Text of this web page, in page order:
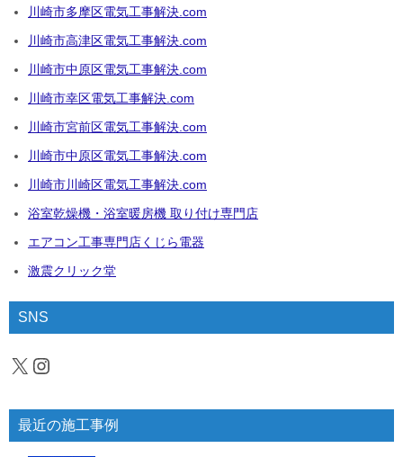
川崎市多摩区電気工事解決.com
川崎市高津区電気工事解決.com
川崎市中原区電気工事解決.com
川崎市幸区電気工事解決.com
川崎市宮前区電気工事解決.com
川崎市中原区電気工事解決.com
川崎市川崎区電気工事解決.com
浴室乾燥機・浴室暖房機 取り付け専門店
エアコン工事専門店くじら電器
激震クリック堂
SNS
X Instagram
最近の施工事例